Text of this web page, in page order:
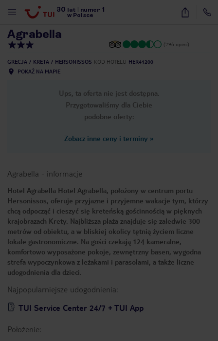
30 lat numer 1
w Polsce
37
Agrabella
(296 opinii)
GRECJA KRETA HERSONISSOS KOD HOTELU HER41200
POKAŻ NA MAPIE
Ups, ta oferta nie jest dostępna.
Przygotowaliśmy dla Ciebie
podobne oferty:
Zobacz inne ceny i terminy »
Agrabella - informacje
Hotel Agrabella Hotel Agrabella, położony w centrum portu
Hersonissos, oferuje przyjazne i przyjemne wakacje tym, którzy
chcą odpocząć i cieszyć się kreteńską gościnnością w pięknych
krajobrazach Krety. Najbliższa plaża znajduje się zaledwie 300
metrów od obiektu, a w bliskiej okolicy tętnią życiem liczne
lokale gastronomiczne. Na gości czekają 124 kameralne,
komfortowo wyposażone pokoje, zewnętrzny basen, wygodna
strefa wypoczynkowa z leżakami i parasolami, a także liczne
udogodnienia dla dzieci.
Najpopularniejsze udogodnienia:
TUI Service Center 24/7 + TUI App
Położenie: